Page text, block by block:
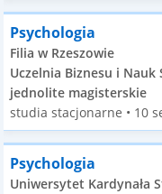
Psychologia
Filia w Rzeszowie
Uczelnia Biznesu i Nauk
jednolite magisterskie
studia stacjonarne • 10
Psychologia
Uniwersytet Kardynała